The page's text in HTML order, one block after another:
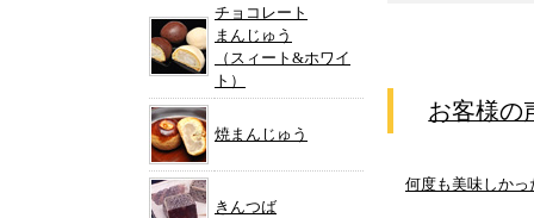
チョコレート
まんじゅう
（スィート&ホワイ
ト）
焼まんじゅう
きんつば
お客様の
何度も美味しか